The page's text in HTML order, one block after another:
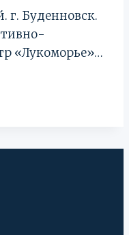
г. Буденновск.
«Лукоморье»…